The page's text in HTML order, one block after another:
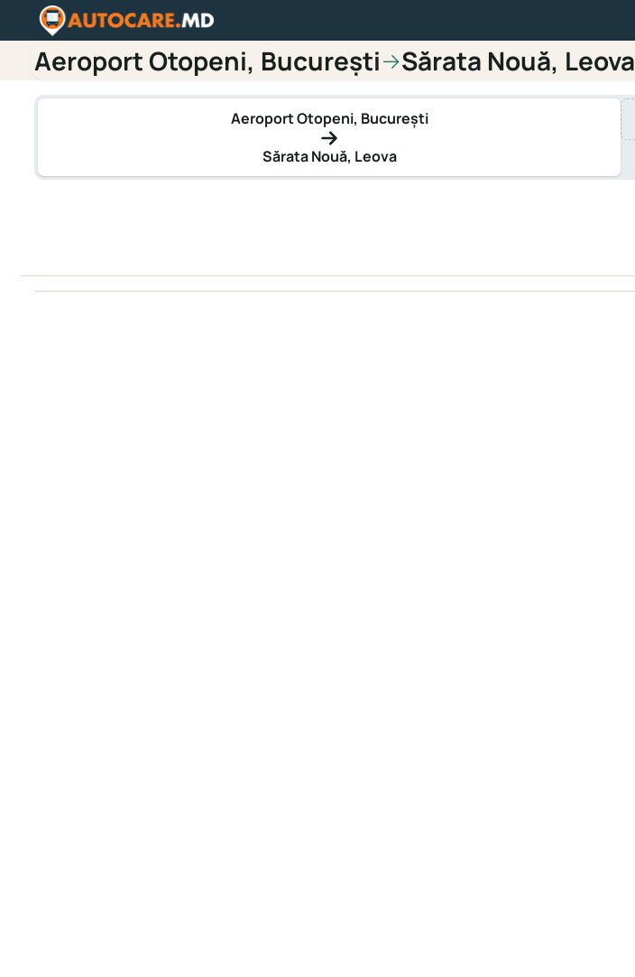
Aeroport Otopeni, București→Sărata Nouă, Leova
Aeroport Otopeni, București
Sărata Nouă, Leova